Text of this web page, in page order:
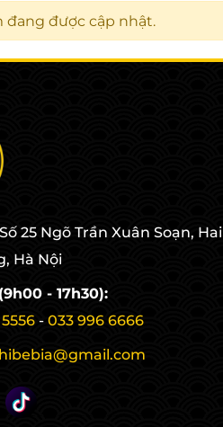
đang được cập nhật.
Số 25 Ngõ Trần Xuân Soạn, Hai
Hà Nội
- 17h30):
- 033 996 6666